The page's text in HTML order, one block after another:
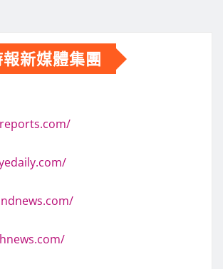
新媒體集團